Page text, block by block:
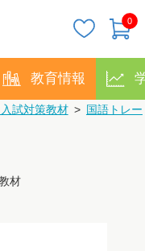
0
教育情報
試対策教材 > 国語トレー
材